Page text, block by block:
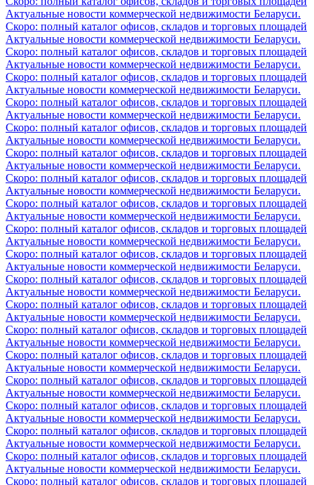
Актуальные новости коммерческой недвижимости Беларуси.
Скоро: полный каталог офисов, складов и торговых площадей
Актуальные новости коммерческой недвижимости Беларуси.
Скоро: полный каталог офисов, складов и торговых площадей
Актуальные новости коммерческой недвижимости Беларуси.
Скоро: полный каталог офисов, складов и торговых площадей
Актуальные новости коммерческой недвижимости Беларуси.
Скоро: полный каталог офисов, складов и торговых площадей
Актуальные новости коммерческой недвижимости Беларуси.
Скоро: полный каталог офисов, складов и торговых площадей
Актуальные новости коммерческой недвижимости Беларуси.
Скоро: полный каталог офисов, складов и торговых площадей
Актуальные новости коммерческой недвижимости Беларуси.
Скоро: полный каталог офисов, складов и торговых площадей
Актуальные новости коммерческой недвижимости Беларуси.
Скоро: полный каталог офисов, складов и торговых площадей
Актуальные новости коммерческой недвижимости Беларуси.
Скоро: полный каталог офисов, складов и торговых площадей
Актуальные новости коммерческой недвижимости Беларуси.
Скоро: полный каталог офисов, складов и торговых площадей
Актуальные новости коммерческой недвижимости Беларуси.
Скоро: полный каталог офисов, складов и торговых площадей
Актуальные новости коммерческой недвижимости Беларуси.
Скоро: полный каталог офисов, складов и торговых площадей
Актуальные новости коммерческой недвижимости Беларуси.
Скоро: полный каталог офисов, складов и торговых площадей
Актуальные новости коммерческой недвижимости Беларуси.
Скоро: полный каталог офисов, складов и торговых площадей
Актуальные новости коммерческой недвижимости Беларуси.
Скоро: полный каталог офисов, складов и торговых площадей
Актуальные новости коммерческой недвижимости Беларуси.
Скоро: полный каталог офисов, складов и торговых площадей
Актуальные новости коммерческой недвижимости Беларуси.
Скоро: полный каталог офисов, складов и торговых площадей
Актуальные новости коммерческой недвижимости Беларуси.
Скоро: полный каталог офисов, складов и торговых площадей
Актуальные новости коммерческой недвижимости Беларуси.
Скоро: полный каталог офисов, складов и торговых площадей